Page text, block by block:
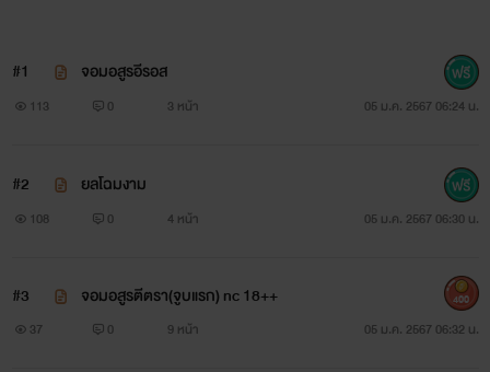
#1 จอมอสูรอีรอส
113 0 3 หน้า 05 ม.ค. 2567 06:24 น.
#2 ยลโฉมงาม
108 0 4 หน้า 05 ม.ค. 2567 06:30 น.
#3 จอมอสูรตีตรา(จูบแรก) nc 18++
37 0 9 หน้า 05 ม.ค. 2567 06:32 น.
400